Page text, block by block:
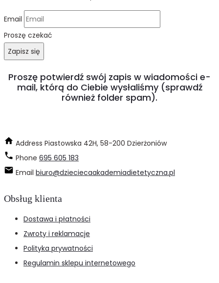
Email
Proszę czekać
Zapisz się
Proszę potwierdź swój zapis w wiadomości e-
mail, którą do Ciebie wysłaliśmy (sprawdź
również folder spam).
Address Piastowska 42H, 58-200 Dzierżoniów
Phone 695 605 183
Email biuro@dzieciecaakademiadietetyczna.pl
Obsług klienta
Dostawa i płatności
Zwroty i reklamacje
Polityka prywatności
Regulamin sklepu internetowego